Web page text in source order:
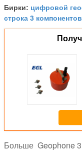
Бирки: цифровой
строка 3 компонентов
Больше Geophone